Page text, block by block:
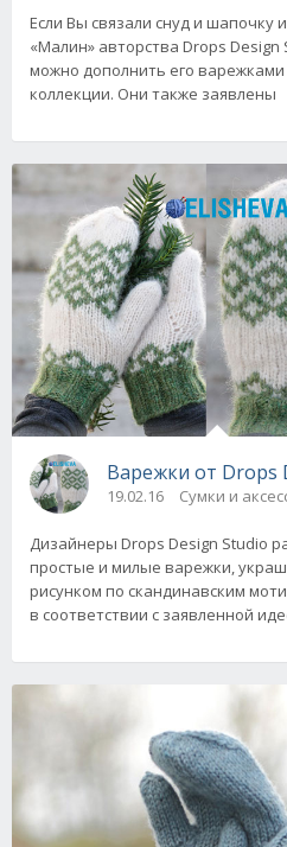
Если Вы связали снуд и шапочку
«Малин» авторства Drops Design
можно дополнить его варежками
коллекции. Они также заявлены
Варежки от Drops
19.02.16 Сумки и
Дизайнеры Drops Design Studio
простые и милые варежки,
рисунком по скандинавским
в соответствии с заявленной